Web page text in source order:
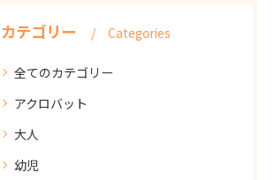
カテゴリー Categories
全てのカテゴリー
アクロバット
大人
幼児